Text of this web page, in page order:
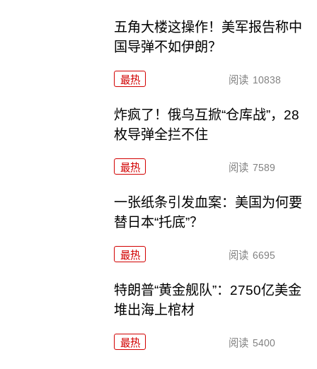
五角大楼这操作！美军报告称中
国导弹不如伊朗？
最热 阅读 10838
炸疯了！俄乌互掀“仓库战”，28
枚导弹全拦不住
最热 阅读 7589
一张纸条引发血案：美国为何要
替日本“托底”？
最热 阅读 6695
特朗普“黄金舰队”：2750亿美金
堆出海上棺材
最热 阅读 5400